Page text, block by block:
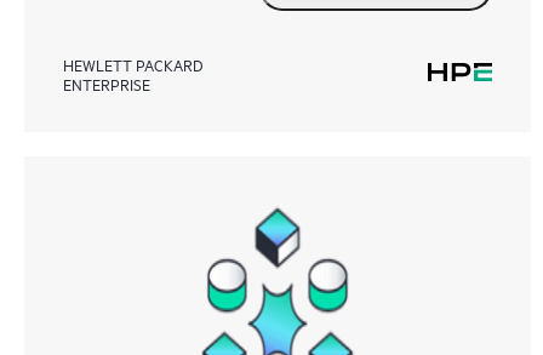
HEWLETT PACKARD
ENTERPRISE